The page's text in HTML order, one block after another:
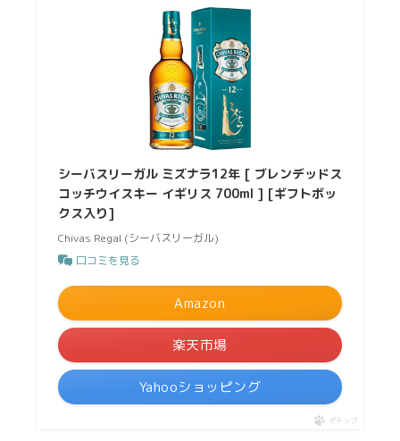
シーバスリーガル ミズナラ12年 [ ブレンデッドス
コッチウイスキー イギリス 700ml ] [ギフトボッ
クス入り]
Chivas Regal (シーバスリーガル)
口コミを見る
Amazon
楽天市場
Yahooショッピング
ポチップ